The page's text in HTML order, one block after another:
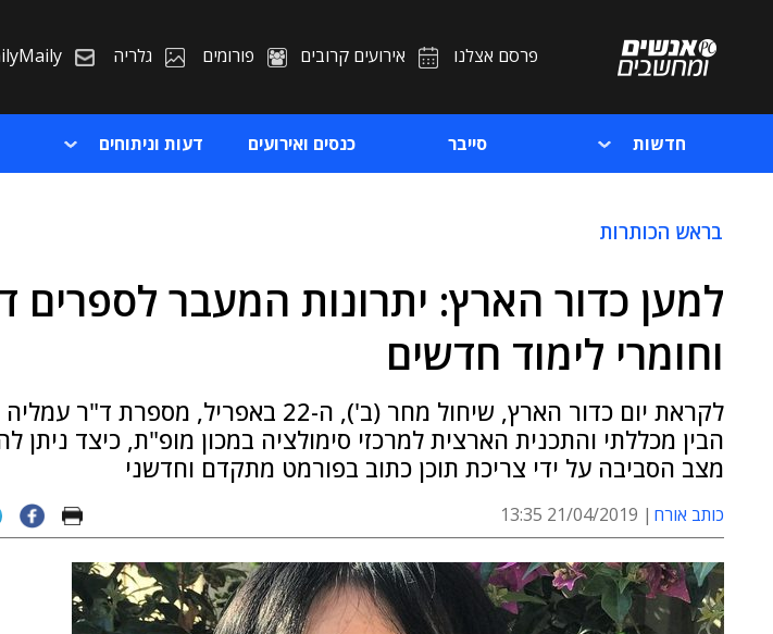
פרסם אצלנו אירועים קרובים פורומים גלריה
חדשות סייבר כנסים ואירועים דעות וניתוחים
בראש הכותרות
למען כדור הארץ: יתרונות המעבר לספרים
וחומרי לימוד חדשים
לקראת יום כדור הארץ, שיחול מחר (ב'), ה-22 באפריל,
הבין מכללתי והתכנית הארצית למרכזי סימולציה במכון מופ"ת, כיצד ניתן
מצב הסביבה על ידי צריכת תוכן כתוב בפורמט מתקדם וחדשני
כותב אורח 21/04/2019 13:35